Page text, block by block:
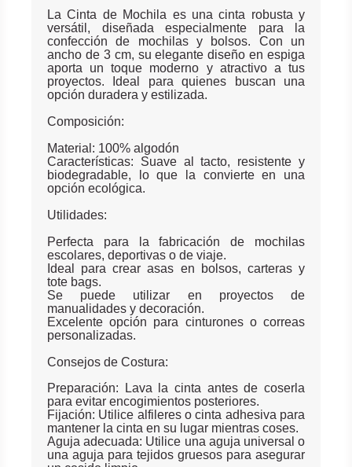
La Cinta de Mochila es una cinta robusta y
versátil, diseñada especialmente para la
confección de mochilas y bolsos. Con un
ancho de 3 cm, su elegante diseño en espiga
aporta un toque moderno y atractivo a tus
proyectos. Ideal para quienes buscan una
opción duradera y estilizada.
Composición:
Material: 100% algodón
Características: Suave al tacto, resistente y
biodegradable, lo que la convierte en una
opción ecológica.
Utilidades:
Perfecta para la fabricación de mochilas
escolares, deportivas o de viaje.
Ideal para crear asas en bolsos, carteras y
tote bags.
Se puede utilizar en proyectos de
manualidades y decoración.
Excelente opción para cinturones o correas
personalizadas.
Consejos de Costura:
Preparación: Lava la cinta antes de coserla
para evitar encogimientos posteriores.
Fijación: Utilice alfileres o cinta adhesiva para
mantener la cinta en su lugar mientras coses.
Aguja adecuada: Utilice una aguja universal o
una aguja para tejidos gruesos para asegurar